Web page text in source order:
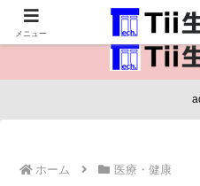
医療保健・生命・
ホーム 医療・健康
メニュー